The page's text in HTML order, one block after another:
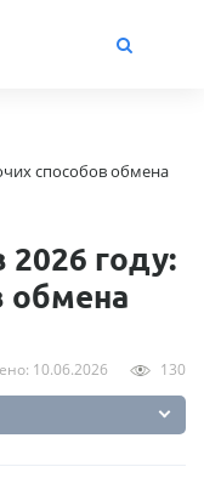
способов обмена
2026 году:
обмена
10.06.2026 130